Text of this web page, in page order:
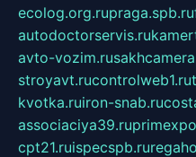
ecolog.org.rupraga.spb.ru
autodoctorservis.ru
avto-vozim.ru
stroyavt.rucontrolweb1.ru
kvotka.ruiron-snab.ru
associaciya39.ru
cpt21.ruispecspb.ru